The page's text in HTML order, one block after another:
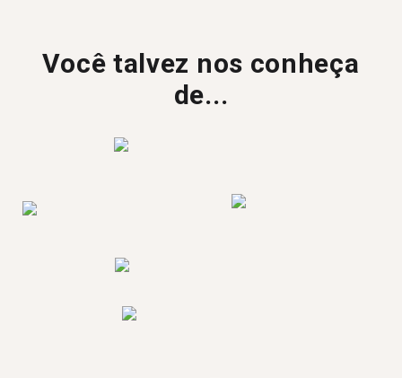
Você talvez nos conheça
de...